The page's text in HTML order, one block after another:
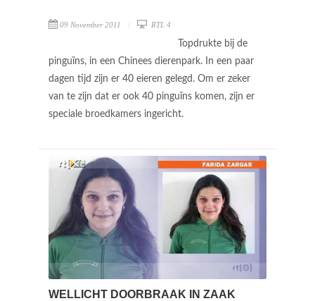
09 November 2011 RTL 4
Topdrukte bij de
pinguïns, in een Chinees dierenpark. In een paar
dagen tijd zijn er 40 eieren gelegd. Om er zeker
van te zijn dat er ook 40 pinguïns komen, zijn er
speciale broedkamers ingericht.
WELLICHT DOORBRAAK IN ZAAK